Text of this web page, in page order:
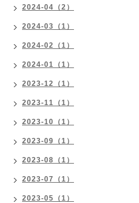
2024-04（2）
2024-03（1）
2024-02（1）
2024-01（1）
2023-12（1）
2023-11（1）
2023-10（1）
2023-09（1）
2023-08（1）
2023-07（1）
2023-05（1）